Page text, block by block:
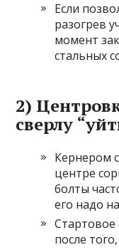
Если
разогрев
момент
стальных
2)
сверлу
Кернером
центре
болты
его надо
Стартовое
после